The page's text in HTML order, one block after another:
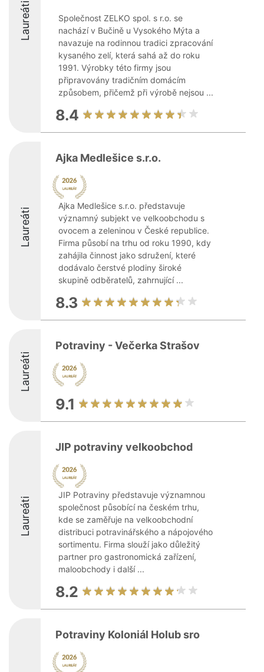
Laureáti
Společnost ZELKO spol. s r.o. se
nachází v Bučině u Vysokého Mýta a
navazuje na rodinnou tradici zpracování
kysaného zelí, která sahá až do roku
1991. Výrobky této firmy jsou
připravovány tradičním domácím
způsobem, přičemž při výrobě nejsou ...
8.4
Laureáti
Ajka Medlešice s.r.o.
Ajka Medlešice s.r.o. představuje
významný subjekt ve velkoobchodu s
ovocem a zeleninou v České republice.
Firma působí na trhu od roku 1990, kdy
zahájila činnost jako sdružení, které
dodávalo čerstvé plodiny široké
skupině odběratelů, zahrnující ...
8.3
Laureáti
Potraviny - Večerka Strašov
9.1
Laureáti
JIP potraviny velkoobchod
JIP Potraviny představuje významnou
společnost působící na českém trhu,
kde se zaměřuje na velkoobchodní
distribuci potravinářského a nápojového
sortimentu. Firma slouží jako důležitý
partner pro gastronomická zařízení,
maloobchody i další ...
8.2
Potraviny Koloniál Holub sro